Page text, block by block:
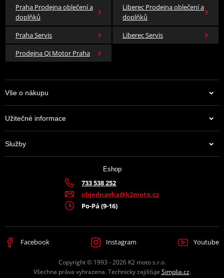
Praha Prodejna oblečení a
doplňků
Liberec Prodejna oblečení a
doplňků
Praha Servis
Liberec Servis
Prodejna QJ Motor Praha
Vše o nákupu
Užitečné informace
Služby
Eshop
733 538 252
objednavka@k2moto.cz
Po-Pá (9-16)
Facebook Instagram Youtube
Copyright © 1993 - 2026 K2 moto s.r.o.
Všechna práva vyhrazena. Technicky zajišťuje Simplia.cz.